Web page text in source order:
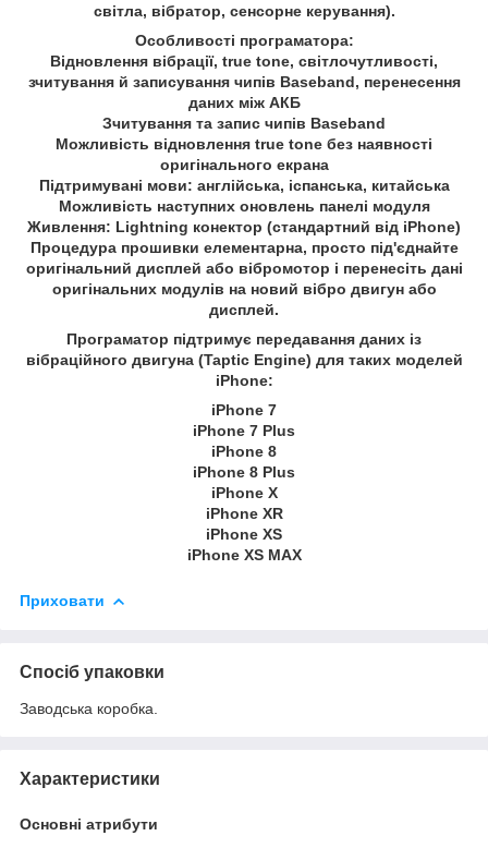
світла, вібратор, сенсорне керування).
Особливості програматора:
Відновлення вібрації, true tone, світлочутливості,
зчитування й записування чипів Baseband, перенесення
даних між АКБ
Зчитування та запис чипів Baseband
Можливість відновлення true tone без наявності
оригінального екрана
Підтримувані мови: англійська, іспанська, китайська
Можливість наступних оновлень панелі модуля
Живлення: Lightning конектор (стандартний від iPhone)
Процедура прошивки елементарна, просто під'єднайте
оригінальний дисплей або вібромотор і перенесіть дані
оригінальних модулів на новий вібро двигун або
дисплей.
Програматор підтримує передавання даних із
вібраційного двигуна (Taptic Engine) для таких моделей
iPhone:
iPhone 7
iPhone 7 Plus
iPhone 8
iPhone 8 Plus
iPhone X
iPhone XR
iPhone XS
iPhone XS MAX
Приховати
Спосіб упаковки
Заводська коробка.
Характеристики
Основні атрибути